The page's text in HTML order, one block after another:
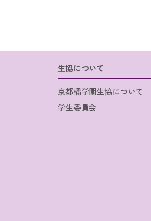
生協について
京都橘学園生協について
学生委員会